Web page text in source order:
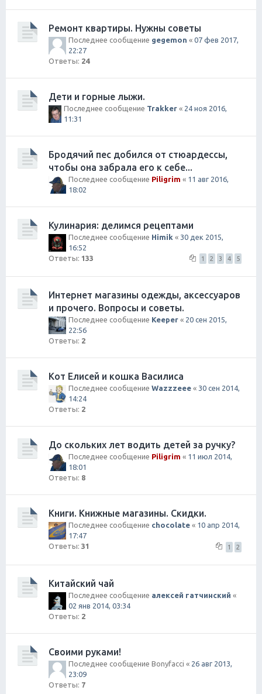
Ремонт квартиры. Нужны советы
Последнее сообщение gegemon « 07 фев 2017,
22:27
Ответы: 24
Дети и горные лыжи.
Последнее сообщение Trakker « 24 ноя 2016,
11:31
Бродячий пес добился от стюардессы,
чтобы она забрала его к себе...
Последнее сообщение Piligrim « 11 авг 2016,
18:02
Кулинария: делимся рецептами
Последнее сообщение Himik « 30 дек 2015,
16:52
Ответы: 133 1 2 3 4 5
Интернет магазины одежды, аксессуаров
и прочего. Вопросы и советы.
Последнее сообщение Keeper « 20 сен 2015,
22:56
Ответы: 2
Кот Елисей и кошка Василиса
Последнее сообщение Wazzzeee « 30 сен 2014,
14:24
Ответы: 2
До скольких лет водить детей за ручку?
Последнее сообщение Piligrim « 11 июл 2014,
18:01
Ответы: 8
Книги. Книжные магазины. Скидки.
Последнее сообщение chocolate « 10 апр 2014,
17:47
Ответы: 31 1 2
Китайский чай
Последнее сообщение алексей гатчинский «
02 янв 2014, 03:34
Ответы: 2
Своими руками!
Последнее сообщение Bonyfacci « 26 авг 2013,
23:09
Ответы: 7